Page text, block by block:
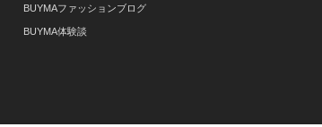
BUYMAファッションブログ
BUYMA体験談